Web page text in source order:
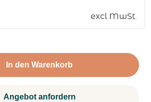
excl MwSt.
In den Warenkorb
Angebot anfordern